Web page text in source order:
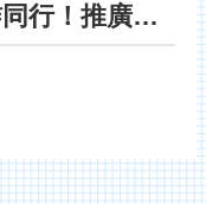
龍舟熱血開划、地政防詐同行！推廣全國首創地籍稅籍聯防服務